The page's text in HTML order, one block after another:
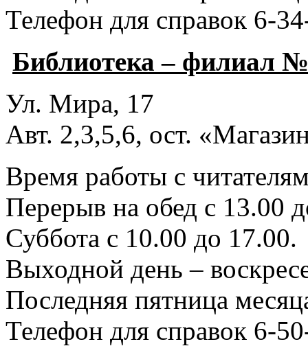
Телефон для справок 6-
Библиотека – филиал
Ул. Мира, 17
Авт. 2,3,5,6, ост.
Время работы с
Перерыв на обед с 13.00
Суббота с 10.00 до 17.00.
Выходной день –
Последняя пятница
Телефон для справок 6-